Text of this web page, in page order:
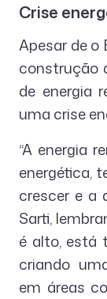
Crise
Apesar de o
construção
de energia
uma crise
“A energia
energética,
crescer e a
Sarti,
é alto, está
criando
em áreas